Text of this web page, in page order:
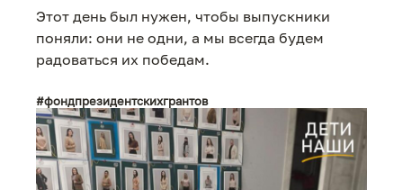
Этот день был нужен, чтобы выпускники
поняли: они не одни, а мы всегда будем
радоваться их победам.
#фондпрезидентскихгрантов